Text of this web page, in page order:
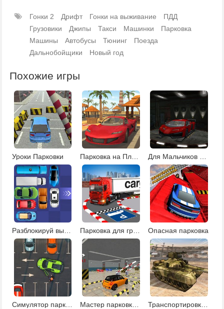
Гонки 2 Дрифт Гонки на выживание
ПДД
Грузовики
Джипы Такси Машинки
Парковка
Машины
Автобусы Тюнинг
Поезда
Дальнобойщики
Новый год
Похожие игры
Уроки Парковки Парковка на Пляже
Парковка для грузовиков Опасная парковка
Симулятор парковки Мастер парковки машин Транспортировка военной техники